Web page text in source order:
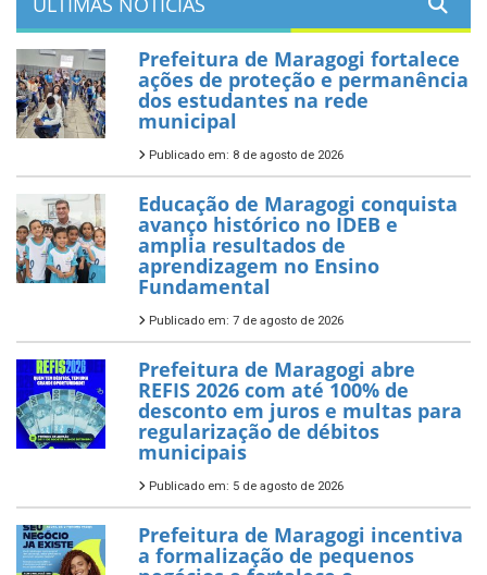
Prefeitura de Maragogi fortalece
ações de proteção e permanência
dos estudantes na rede
municipal
Publicado em: 8 de agosto de 2026
Educação de Maragogi conquista
avanço histórico no IDEB e
amplia resultados de
aprendizagem no Ensino
Fundamental
Publicado em: 7 de agosto de 2026
Prefeitura de Maragogi abre
REFIS 2026 com até 100% de
desconto em juros e multas para
regularização de débitos
municipais
Publicado em: 5 de agosto de 2026
Prefeitura de Maragogi incentiva
a formalização de pequenos